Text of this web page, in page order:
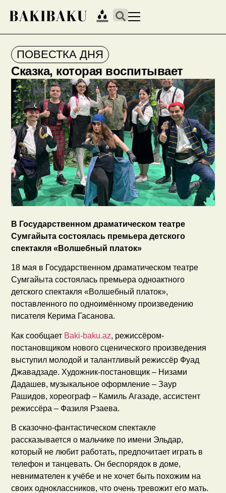
ПОВЕСТКА ДНЯ
Сказка, которая воспитывает
В Государственном драматическом театре
Сумгайыта состоялась премьера детского
спектакля «Волшебный платок»
18 мая в Государственном драматическом театре
Сумгайыта состоялась премьера одноактного
детского спектакля «Волшебный платок»,
поставленного по одноимённому произведению
писателя Керима Гасанова.
Как сообщает Baki-baku.az, режиссёром-
постановщиком нового сценического произведения
выступил молодой и талантливый режиссёр Фуад
Джавадзаде. Художник-постановщик – Низами
Дадашев, музыкальное оформление – Заур
Рашидов, хореограф – Камиль Агазаде, ассистент
режиссёра – Фазиля Рзаева.
В сказочно-фантастическом спектакле
рассказывается о мальчике по имени Эльдар,
который не любит работать, предпочитает играть в
телефон и танцевать. Он беспорядок в доме,
невнимателен к учёбе и не хочет быть похожим на
своих одноклассников, что очень тревожит его мать.